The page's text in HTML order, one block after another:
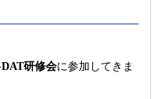
研修会に参加してきま